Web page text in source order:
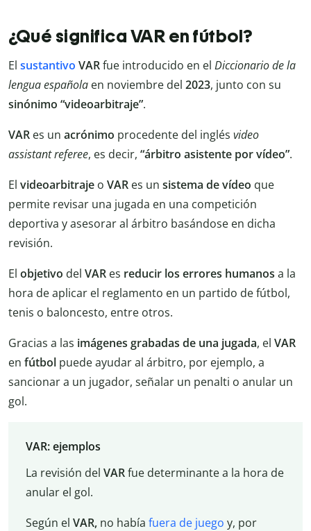
¿Qué significa VAR en fútbol?
El sustantivo VARfue introducido en el Diccionario de la
lengua española en noviembre del 2023, junto con su
sinónimo “videoarbitraje”.
VAR es un acrónimo procedente del inglés video
assistant referee, es decir, “árbitro asistente por vídeo”.
El videoarbitraje o VAR es un sistema devídeo que
permite revisar una jugada en una competición
deportiva y asesorar al árbitro basándose en dicha
revisión.
El objetivo del VAR es reducir los errores humanos a la
hora de aplicar el reglamento en un partido de fútbol,
tenis o baloncesto, entre otros.
Gracias a las imágenes grabadas de una jugada, el VAR
en fútbol puede ayudar al árbitro, por ejemplo, a
sancionar a un jugador, señalar un penalti o anular un
gol.
VAR: ejemplos
La revisión del VARfue determinante a la hora de
anular el gol.
Según el VAR,no había fuera de juego y, por